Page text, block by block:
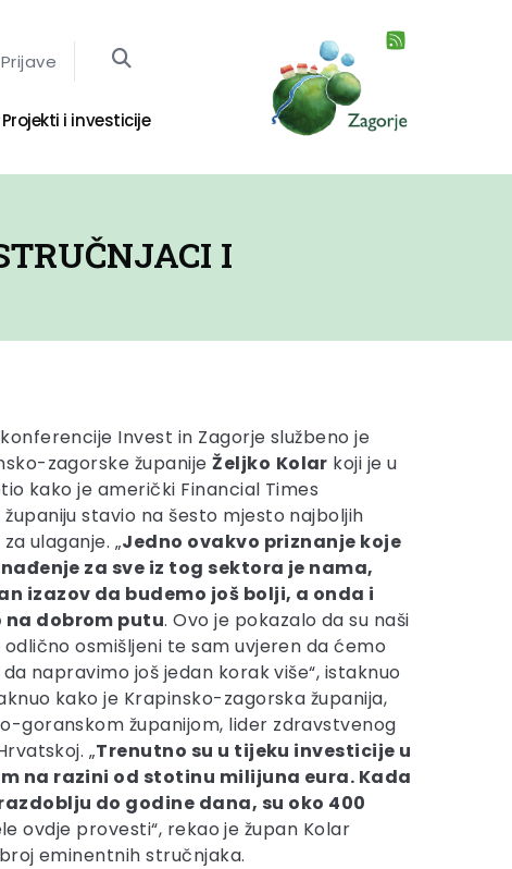
Projekti i investicije
I
Invest in Zagorje službeno je
zagorske županijeŽeljko Kolar koji je u
kako je američki Financial Times
stavio na šesto mjesto najboljih
ulaganje. „Jedno ovakvo priznanje koje
za sve iz tog sektora je nama,
izazov da budemo još bolji, a onda i
dobrom putu. Ovo je pokazalo da su naši
osmišljeni te sam uvjeren da ćemo
napravimo još jedan korak više“, istaknuo
kako je Krapinsko-zagorska županija,
goranskom županijom, lider zdravstvenog
„Trenutno su u tijeku investicije u
na razini od stotinu milijuna eura. Kada
do godine dana, su oko 400
ovdje provesti“, rekao je župan Kolar
eminentnih stručnjaka.